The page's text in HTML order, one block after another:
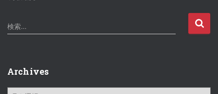
検
索
検索…
Archives